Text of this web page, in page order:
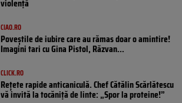
violență
CIAO.RO
Poveştile de iubire care au rămas doar o amintire!
Imagini tari cu Gina Pistol, Răzvan...
CLICK.RO
Rețete rapide anticaniculă. Chef Cătălin Scărlătescu
vă invită la tocăniță de linte: „Spor la proteine!”